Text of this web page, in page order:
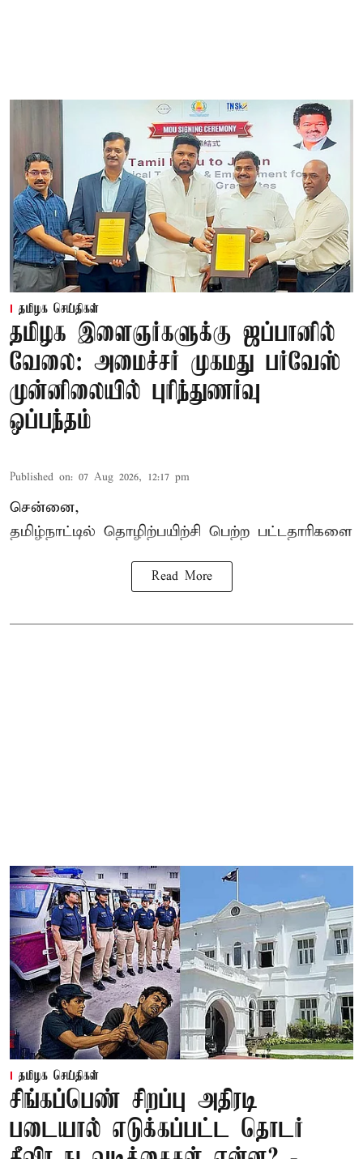
தமிழக செய்திகள்
தமிழக இளைஞர்களுக்கு ஜப்பானில்
வேலை: அமைச்சர் முகமது பர்வேஸ்
முன்னிலையில் புரிந்துணர்வு
ஒப்பந்தம்
Published on: 07 Aug 2026, 12:17 pm
சென்னை,
தமிழ்நாட்டில் தொழிற்பயிற்சி பெற்ற பட்டதாரிகளை
Read More
தமிழக செய்திகள்
சிங்கப்பெண் சிறப்பு அதிரடி
படையால் எடுக்கப்பட்ட தொடர்